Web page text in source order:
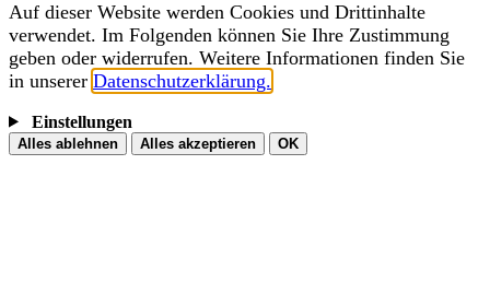
Auf dieser Website werden Cookies und Drittinhalte
verwendet. Im Folgenden können Sie Ihre Zustimmung
geben oder widerrufen. Weitere Informationen finden Sie
in unserer Datenschutzerklärung.
Einstellungen
Alles ablehnen Alles akzeptieren OK